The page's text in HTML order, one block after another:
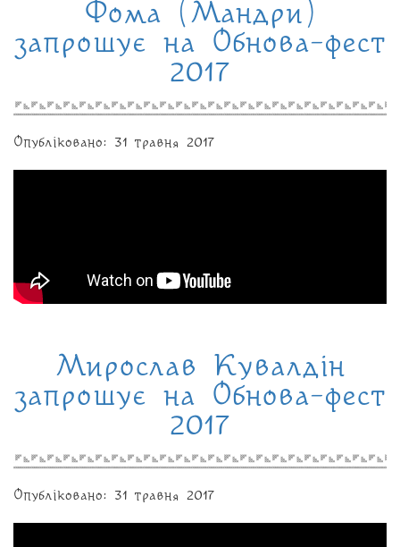
Фома (Мандри)
запрошує на Обнова-фест
2017
Опубліковано: 31 травня 2017
Мирослав Кувалдін
запрошує на Обнова-фест
2017
Опубліковано: 31 травня 2017